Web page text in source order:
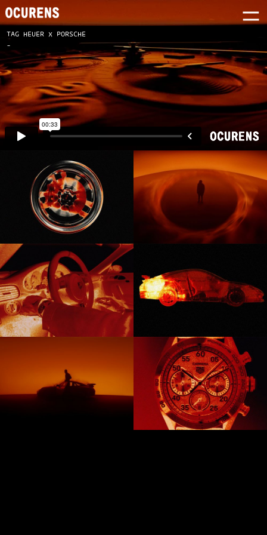
TAG HEUER X PORSCHE
-